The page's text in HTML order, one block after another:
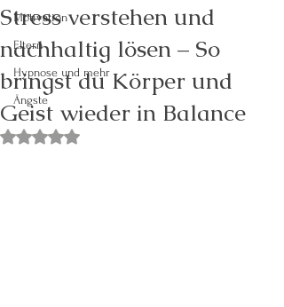
Motivation
Eltern
Hypnose und mehr
Ängste
Stress verstehen und
nachhaltig lösen – So
bringst du Körper und
Geist wieder in Balance
Mit NaN von 5 Sternen bewertet.